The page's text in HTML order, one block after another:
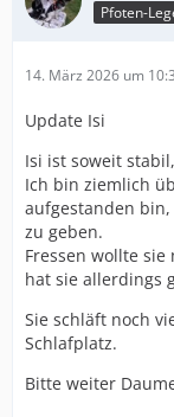
Pfoten-
14. März 2026 um
Update Isi
Isi ist soweit
Ich bin ziemlich
aufgestanden
zu geben.
Fressen wollte
hat sie allerdings
Sie schläft noch
Schlafplatz.
Bitte weiter